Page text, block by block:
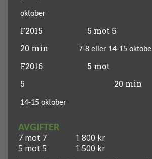
oktober
F2015
5 mot 5
20 min
7-8 eller 14-15
F2016
5 mot
5
20 min
14-15 oktober
AVGIFTER
7 mot 7 1 800 kr
5 mot 5 1 500 kr